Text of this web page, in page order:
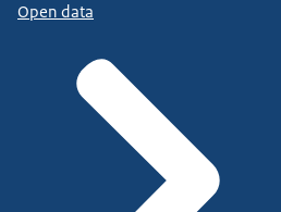
Open data